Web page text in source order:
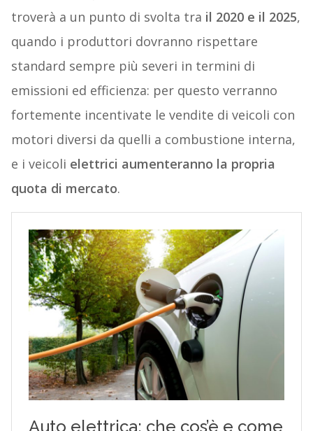
troverà a un punto di svolta tra il 2020 e il 2025,
quando i produttori dovranno rispettare
standard sempre più severi in termini di
emissioni ed efficienza: per questo verranno
fortemente incentivate le vendite di veicoli con
motori diversi da quelli a combustione interna,
e i veicoli elettrici aumenteranno la propria
quota di mercato.